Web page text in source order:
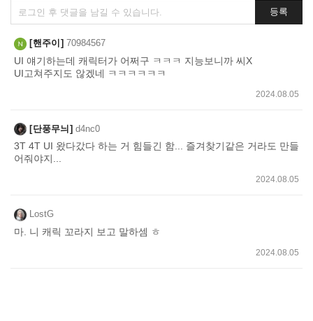
댓
글
쓰
기
등록
핸주이 70984567
UI 얘기하는데 캐릭터가 어쩌구 ㅋㅋㅋ 지능보니까 씨X
UI고쳐주지도 않겠네 ㅋㅋㅋㅋㅋㅋ
2024.08.05
단풍무늬 d4nc0
3T 4T UI 왔다갔다 하는 거 힘들긴 함... 즐겨찾기같은 거라도 만들
어줘야지...
2024.08.05
LostG
마. 니 캐릭 꼬라지 보고 말하셈 ㅎ
2024.08.05